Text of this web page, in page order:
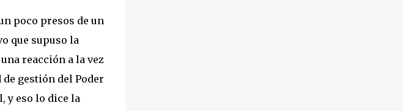
poco presos de un
que supuso la
reacción a la vez
gestión del Poder
y eso lo dice la